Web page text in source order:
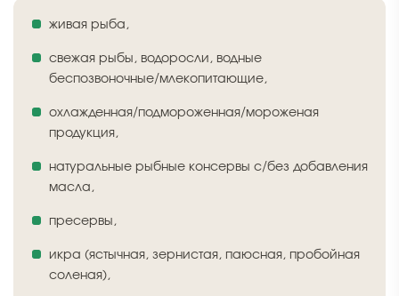
живая рыба,
свежая рыбы, водоросли, водные
беспозвоночные/млекопитающие,
охлажденная/подмороженная/мороженая
продукция,
натуральные рыбные консервы с/без добавления
масла,
пресервы,
икра (ястычная, зернистая, паюсная, пробойная
соленая),